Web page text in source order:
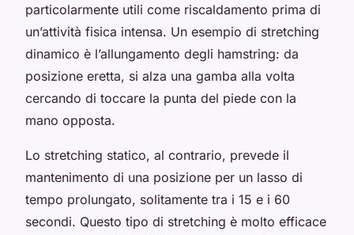
particolarmente utili come riscaldamento prima di
un’attività fisica intensa. Un esempio di stretching
dinamico è l’allungamento degli hamstring: da
posizione eretta, si alza una gamba alla volta
cercando di toccare la punta del piede con la
mano opposta.
Lo stretching statico, al contrario, prevede il
mantenimento di una posizione per un lasso di
tempo prolungato, solitamente tra i 15 e i 60
secondi. Questo tipo di stretching è molto efficace